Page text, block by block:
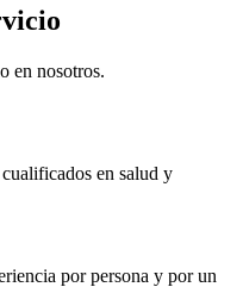
en nosotros.
en salud y
por persona y por un